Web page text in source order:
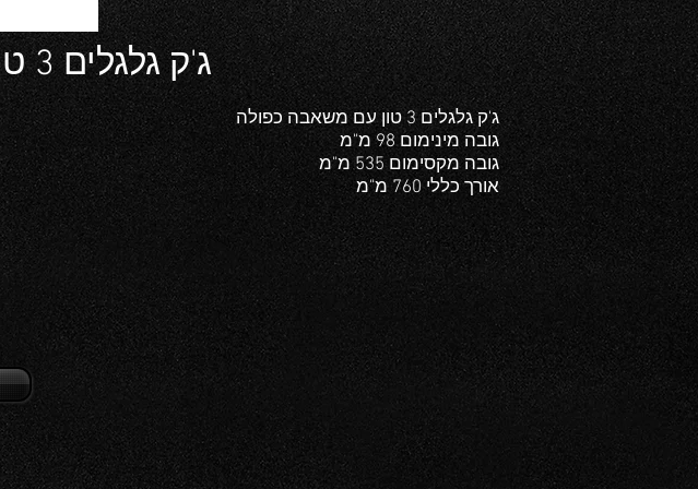
ג'ק גלגלים 3 טון עם משאבה כפולה
ג'ק גלגלים 3 טון עם משאבה כפולה
גובה מינימום 98 מ"מ
גובה מקסימום 535 מ"מ
אורך כללי 760 מ"מ